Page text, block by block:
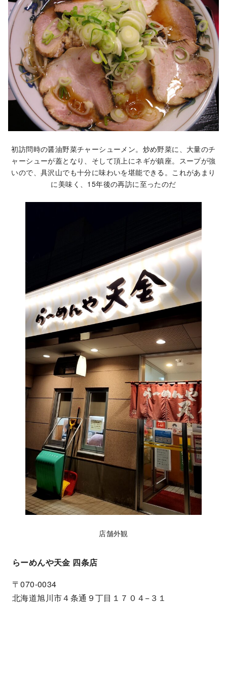
初訪問時の醤油野菜チャーシューメン。炒め野菜に、大量のチ
ャーシューが蓋となり、そして頂上にネギが鎮座。スープが強
いので、具沢山でも十分に味わいを堪能できる。これがあまり
に美味く、15年後の再訪に至ったのだ
店舗外観
らーめんや天金 四条店
〒070-0034
北海道旭川市４条通９丁目１７０４−３１